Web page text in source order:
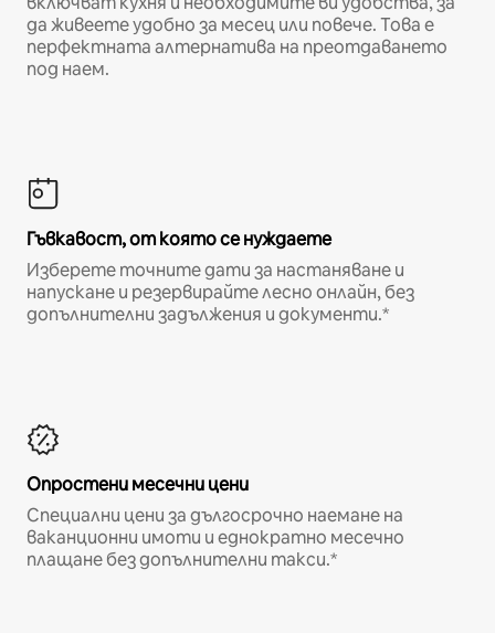
да живеете удобно за месец или повече. Това е
перфектната алтернатива на преотдаването
под наем.
Гъвкавост, от която се нуждаете
Изберете точните дати за настаняване и
напускане и резервирайте лесно онлайн, без
допълнителни задължения и документи.*
Опростени месечни цени
Специални цени за дългосрочно наемане на
ваканционни имоти и еднократно месечно
плащане без допълнителни такси.*